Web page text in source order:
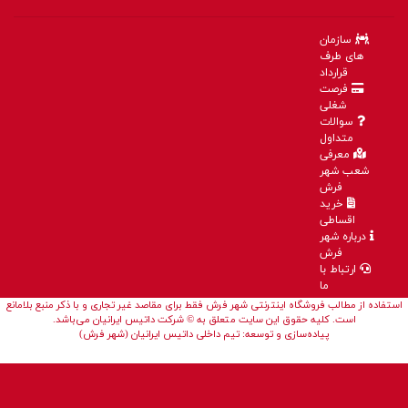
سازمان
های طرف
قرارداد
فرصت
شغلی
سوالات
متداول
معرفی
شعب شهر
فرش
خرید
اقساطی
درباره شهر
فرش
ارتباط با
ما
استفاده از مطالب فروشگاه اینترنتی شهر فرش فقط برای مقاصد غیر تجاری و با ذکر منبع بلامانع
است. کلیه حقوق این سایت متعلق به © شرکت داتیس ایرانیان می‌باشد.
پیاده‌سازی و توسعه: تیم داخلی داتیس ایرانیان (شهر فرش)